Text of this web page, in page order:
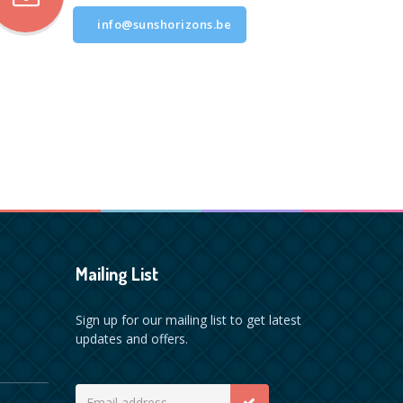
info@sunshorizons.be
Mailing List
Sign up for our mailing list to get latest
updates and offers.